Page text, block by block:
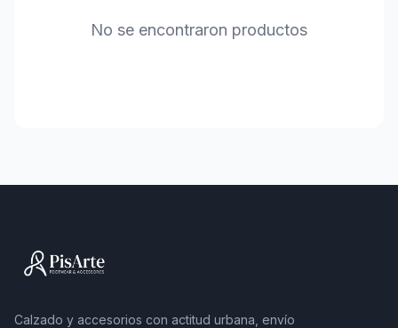
No se encontraron productos
Calzado y accesorios con actitud urbana, envío